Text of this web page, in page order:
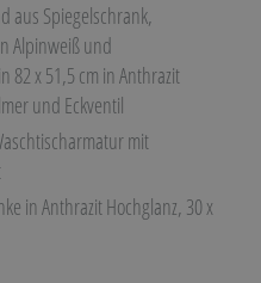
aus Spiegelschrank,
Alpinweiß und
82 x 51,5 cm in Anthrazit
und Eckventil
mit
in Anthrazit Hochglanz, 30 x